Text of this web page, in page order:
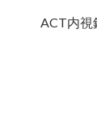
ACT内視